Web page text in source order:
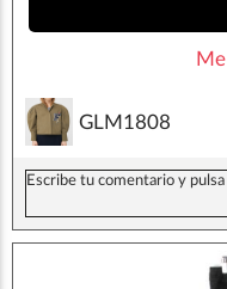
GLM1808